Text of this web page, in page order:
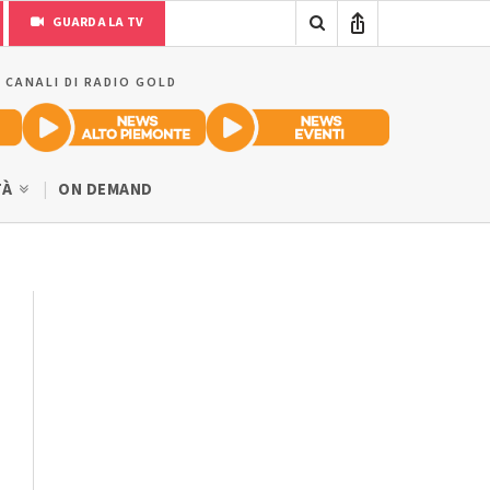
GUARDA LA TV
DI RADIO GOLD
ON DEMAND